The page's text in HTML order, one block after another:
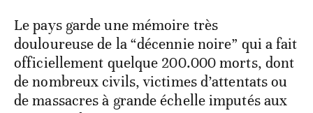
Le pays garde une mémoire très
douloureuse de la “décennie noire” qui a fait
officiellement quelque 200.000 morts, dont
de nombreux civils, victimes d’attentats ou
de massacres à grande échelle imputés aux